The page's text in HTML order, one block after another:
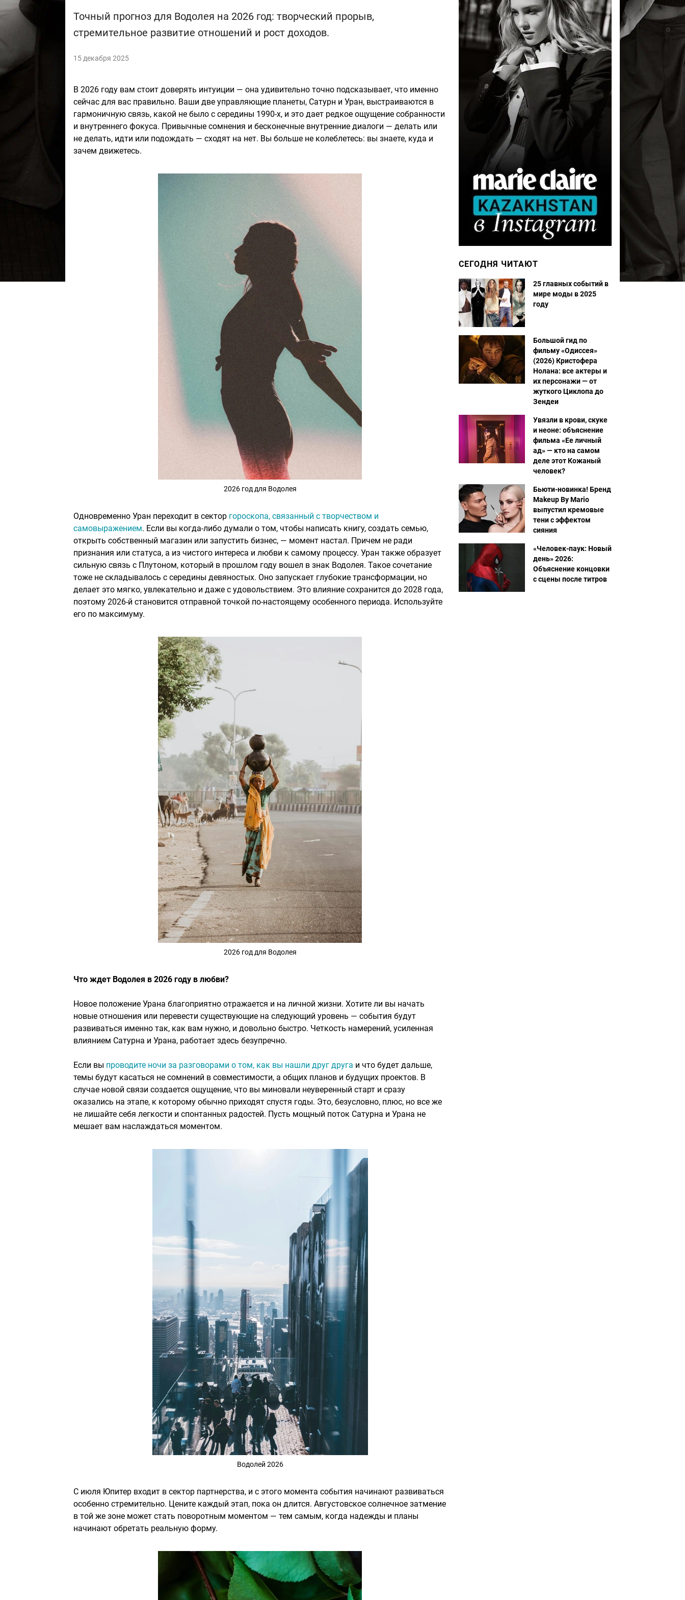
Точный прогноз для Водолея на 2026 год: творческий прорыв,
стремительное развитие отношений и рост доходов.
15 декабря 2025
В 2026 году вам стоит доверять интуиции — она удивительно точно подсказывает, что именно
сейчас для вас правильно. Ваши две управляющие планеты, Сатурн и Уран, выстраиваются в
гармоничную связь, какой не было с середины 1990-х, и это дает редкое ощущение собранности
и внутреннего фокуса. Привычные сомнения и бесконечные внутренние диалоги — делать или
не делать, идти или подождать — сходят на нет. Вы больше не колеблетесь: вы знаете, куда и
зачем движетесь.
2026 год для Водолея
Одновременно Уран переходит в сектор гороскопа, связанный с творчеством и
самовыражением. Если вы когда-либо думали о том, чтобы написать книгу, создать семью,
открыть собственный магазин или запустить бизнес, — момент настал. Причем не ради
признания или статуса, а из чистого интереса и любви к самому процессу. Уран также образует
сильную связь с Плутоном, который в прошлом году вошел в знак Водолея. Такое сочетание
тоже не складывалось с середины девяностых. Оно запускает глубокие трансформации, но
делает это мягко, увлекательно и даже с удовольствием. Это влияние сохранится до 2028 года,
поэтому 2026-й становится отправной точкой по-настоящему особенного периода. Используйте
его по максимуму.
2026 год для Водолея
Что ждет Водолея в 2026 году в любви?
Новое положение Урана благоприятно отражается и на личной жизни. Хотите ли вы начать
новые отношения или перевести существующие на следующий уровень — события будут
развиваться именно так, как вам нужно, и довольно быстро. Четкость намерений, усиленная
влиянием Сатурна и Урана, работает здесь безупречно.
Если вы проводите ночи за разговорами о том, как вы нашли друг друга и что будет дальше,
темы будут касаться не сомнений в совместимости, а общих планов и будущих проектов. В
случае новой связи создается ощущение, что вы миновали неуверенный старт и сразу
оказались на этапе, к которому обычно приходят спустя годы. Это, безусловно, плюс, но все же
не лишайте себя легкости и спонтанных радостей. Пусть мощный поток Сатурна и Урана не
мешает вам наслаждаться моментом.
Водолей 2026
С июля Юпитер входит в сектор партнерства, и с этого момента события начинают развиваться
особенно стремительно. Цените каждый этап, пока он длится. Августовское солнечное затмение
в той же зоне может стать поворотным моментом — тем самым, когда надежды и планы
начинают обретать реальную форму.
СЕГОДНЯ ЧИТАЮТ
25 главных событий в
мире моды в 2025
году
Большой гид по
фильму «Одиссея»
(2026) Кристофера
Нолана: все актеры и
их персонажи — от
жуткого Циклопа до
Зендеи
Увязли в крови, скуке
и неоне: объяснение
фильма «Ее личный
ад» — кто на самом
деле этот Кожаный
человек?
Бьюти-новинка! Бренд
Makeup By Mario
выпустил кремовые
тени с эффектом
сияния
«Человек-паук: Новый
день» 2026:
Объяснение концовки
с сцены после титров